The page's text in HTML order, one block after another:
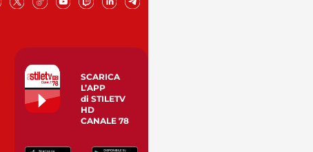
SCARICA
L’APP
di STILETV
HD
CANALE 78